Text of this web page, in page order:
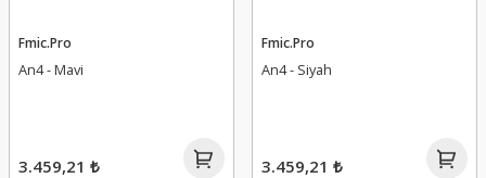
Fmic.Pro
An4 - Mavi
3.459,21 ₺
Fmic.Pro
An4 - Siyah
3.459,21 ₺